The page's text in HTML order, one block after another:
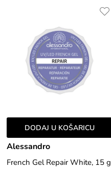
DODAJ U KOŠARICU
Alessandro
French Gel Repair White, 15 g